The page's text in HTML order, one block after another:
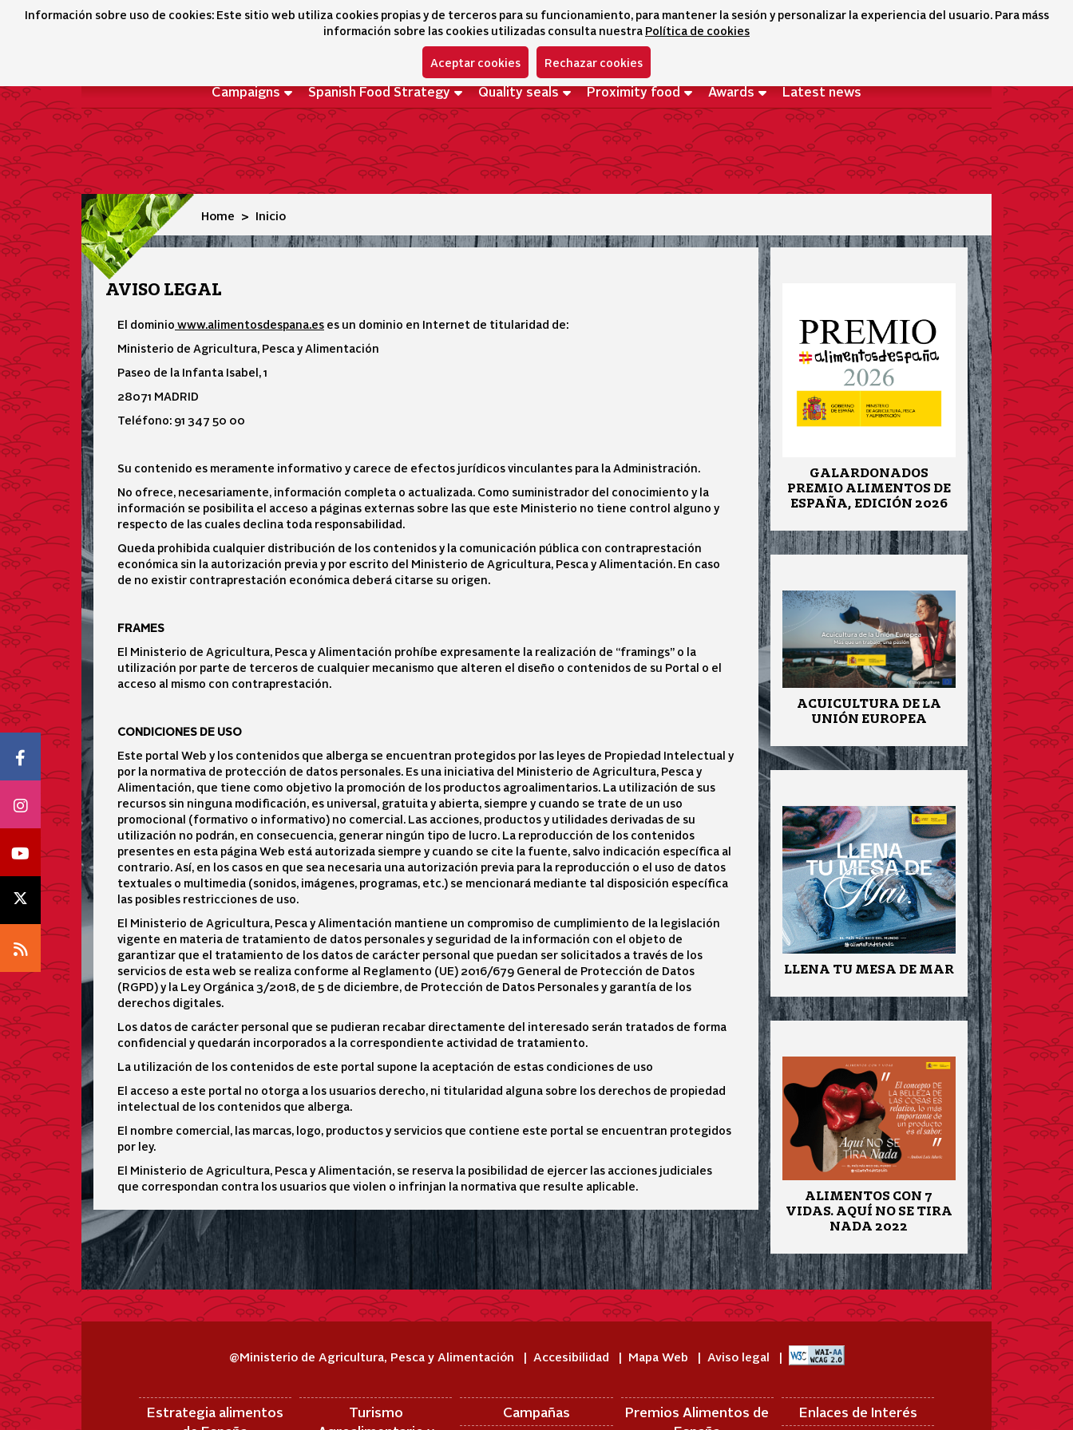
Información sobre uso de cookies: Este sitio web utiliza cookies propias y de terceros para su funcionamiento, para mantener la sesión y personalizar la experiencia del usuario. Para máss
información sobre las cookies utilizadas consulta nuestra Política de cookies
Aceptar cookies Rechazar cookies
Icono Facebook
Icono Instagram
Icono Youtube
Icono X
Icono RSS
Campaigns Spanish Food Strategy Quality seals Proximity food Awards Latest news
Inicio
Home Inicio
AVISO LEGAL
El dominio www.alimentosdespana.es es un dominio en Internet de titularidad de:
Ministerio de Agricultura, Pesca y Alimentación
Paseo de la Infanta Isabel, 1
28071 MADRID
Teléfono: 91 347 50 00
Su contenido es meramente informativo y carece de efectos jurídicos vinculantes para la Administración.
No ofrece, necesariamente, información completa o actualizada. Como suministrador del conocimiento y la
información se posibilita el acceso a páginas externas sobre las que este Ministerio no tiene control alguno y
respecto de las cuales declina toda responsabilidad.
Queda prohibida cualquier distribución de los contenidos y la comunicación pública con contraprestación
económica sin la autorización previa y por escrito del Ministerio de Agricultura, Pesca y Alimentación. En caso
de no existir contraprestación económica deberá citarse su origen.
FRAMES
El Ministerio de Agricultura, Pesca y Alimentación prohíbe expresamente la realización de “framings” o la
utilización por parte de terceros de cualquier mecanismo que alteren el diseño o contenidos de su Portal o el
acceso al mismo con contraprestación.
CONDICIONES DE USO
Este portal Web y los contenidos que alberga se encuentran protegidos por las leyes de Propiedad Intelectual y
por la normativa de protección de datos personales. Es una iniciativa del Ministerio de Agricultura, Pesca y
Alimentación, que tiene como objetivo la promoción de los productos agroalimentarios. La utilización de sus
recursos sin ninguna modificación, es universal, gratuita y abierta, siempre y cuando se trate de un uso
promocional (formativo o informativo) no comercial. Las acciones, productos y utilidades derivadas de su
utilización no podrán, en consecuencia, generar ningún tipo de lucro. La reproducción de los contenidos
presentes en esta página Web está autorizada siempre y cuando se cite la fuente, salvo indicación específica al
contrario. Así, en los casos en que sea necesaria una autorización previa para la reproducción o el uso de datos
textuales o multimedia (sonidos, imágenes, programas, etc.) se mencionará mediante tal disposición específica
las posibles restricciones de uso.
El Ministerio de Agricultura, Pesca y Alimentación mantiene un compromiso de cumplimiento de la legislación
vigente en materia de tratamiento de datos personales y seguridad de la información con el objeto de
garantizar que el tratamiento de los datos de carácter personal que puedan ser solicitados a través de los
servicios de esta web se realiza conforme al Reglamento (UE) 2016/679 General de Protección de Datos
(RGPD) y la Ley Orgánica 3/2018, de 5 de diciembre, de Protección de Datos Personales y garantía de los
derechos digitales.
Los datos de carácter personal que se pudieran recabar directamente del interesado serán tratados de forma
confidencial y quedarán incorporados a la correspondiente actividad de tratamiento.
La utilización de los contenidos de este portal supone la aceptación de estas condiciones de uso
El acceso a este portal no otorga a los usuarios derecho, ni titularidad alguna sobre los derechos de propiedad
intelectual de los contenidos que alberga.
El nombre comercial, las marcas, logo, productos y servicios que contiene este portal se encuentran protegidos
por ley.
El Ministerio de Agricultura, Pesca y Alimentación, se reserva la posibilidad de ejercer las acciones judiciales
que correspondan contra los usuarios que violen o infrinjan la normativa que resulte aplicable.
GALARDONADOS
PREMIO ALIMENTOS DE
ESPAÑA, EDICIÓN 2026
ACUICULTURA DE LA
UNIÓN EUROPEA
LLENA TU MESA DE MAR
ALIMENTOS CON 7
VIDAS. AQUÍ NO SE TIRA
NADA 2022
@Ministerio de Agricultura, Pesca y Alimentación Accesibilidad Mapa Web Aviso legal
Estrategia alimentos
Turismo
Campañas
Premios Alimentos de
Enlaces de Interés